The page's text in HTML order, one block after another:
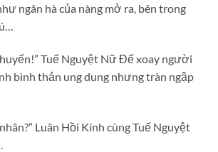
ngân hà của nàng mở ra, bên trong
Tuế Nguyệt Nữ Đế xoay người
bình thản ung dung nhưng tràn ngập
Luân Hồi Kính cùng Tuế Nguyệt